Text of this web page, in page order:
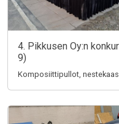
4. Pikkusen Oy:n
9)
Komposiittipullot,